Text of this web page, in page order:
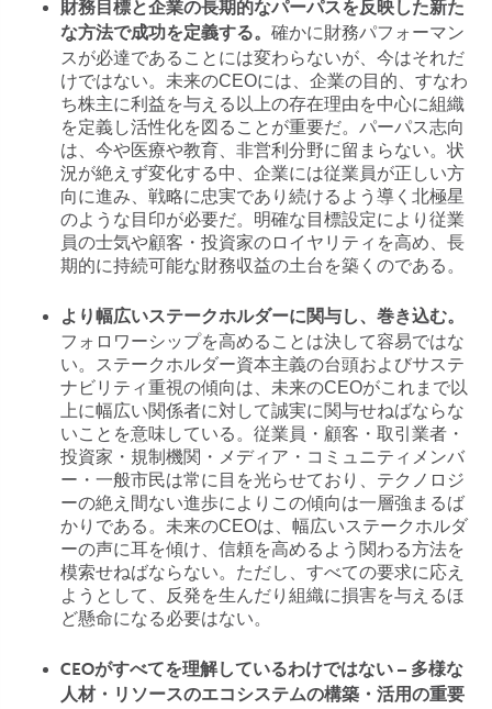
財務目標と企業の長期的なパーパスを反映した新た
な方法で成功を定義する。 確かに財務パフォーマン
スが必達であることには変わらないが、今はそれだ
けではない。未来のCEOには、企業の目的、すなわ
ち株主に利益を与える以上の存在理由を中心に組織
を定義し活性化を図ることが重要だ。パーパス志向
は、今や医療や教育、非営利分野に留まらない。状
況が絶えず変化する中、企業には従業員が正しい方
向に進み、戦略に忠実であり続けるよう導く北極星
のような目印が必要だ。明確な目標設定により従業
員の士気や顧客・投資家のロイヤリティを高め、長
期的に持続可能な財務収益の土台を築くのである。
より幅広いステークホルダーに関与し、巻き込む。
フォロワーシップを高めることは決して容易ではな
い。ステークホルダー資本主義の台頭およびサステ
ナビリティ重視の傾向は、未来のCEOがこれまで以
上に幅広い関係者に対して誠実に関与せねばならな
いことを意味している。従業員・顧客・取引業者・
投資家・規制機関・メディア・コミュニティメンバ
ー・一般市民は常に目を光らせており、テクノロジ
ーの絶え間ない進歩によりこの傾向は一層強まるば
かりである。未来のCEOは、幅広いステークホルダ
ーの声に耳を傾け、信頼を高めるよう関わる方法を
模索せねばならない。ただし、すべての要求に応え
ようとして、反発を生んだり組織に損害を与えるほ
ど懸命になる必要はない。
CEOがすべてを理解しているわけではない – 多様な
人材・リソースのエコシステムの構築・活用の重要